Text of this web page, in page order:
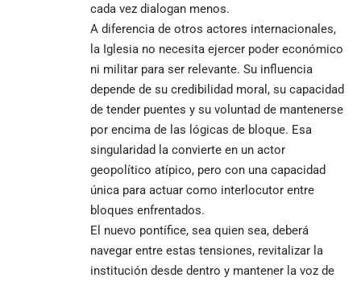
cada vez dialogan menos.
A diferencia de otros actores internacionales,
la Iglesia no necesita ejercer poder económico
ni militar para ser relevante. Su influencia
depende de su credibilidad moral, su capacidad
de tender puentes y su voluntad de mantenerse
por encima de las lógicas de bloque. Esa
singularidad la convierte en un actor
geopolítico atípico, pero con una capacidad
única para actuar como interlocutor entre
bloques enfrentados.
El nuevo pontífice, sea quien sea, deberá
navegar entre estas tensiones, revitalizar la
institución desde dentro y mantener la voz de